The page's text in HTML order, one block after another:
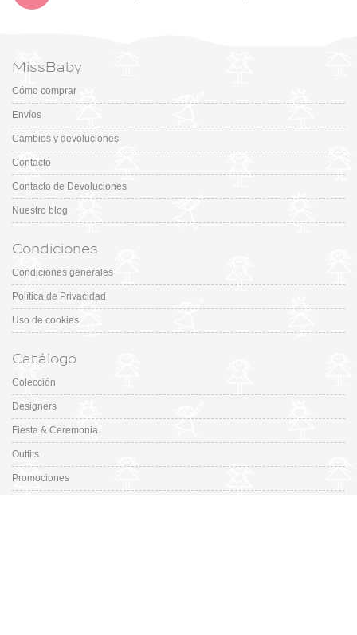
MissBaby
Cómo comprar
Envíos
Cambios y devoluciones
Contacto
Contacto de Devoluciones
Nuestro blog
Condiciones
Condiciones generales
Política de Privacidad
Uso de cookies
Catálogo
Colección
Designers
Fiesta & Ceremonia
Outfits
Promociones